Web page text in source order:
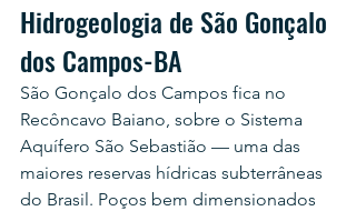
Hidrogeologia de São Gonçalo
dos Campos-BA
São Gonçalo dos Campos fica no
Recôncavo Baiano, sobre o Sistema
Aquífero São Sebastião — uma das
maiores reservas hídricas subterrâneas
do Brasil. Poços bem dimensionados